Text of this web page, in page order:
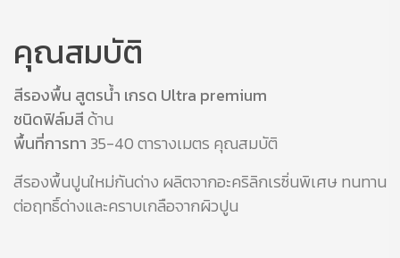
คุณสมบัติ
สีรองพื้น สูตรน้ำ เกรด Ultra premium
ชนิดฟิล์มสีด้าน
พื้นที่การทา 35-40 ตารางเมตร คุณสมบัติ
สีรองพื้นปูนใหม่กันด่าง ผลิตจากอะคริลิกเรซิ่นพิเศษ ทนทาน
ต่อฤทธิ์ด่างและคราบเกลือจากผิวปูน